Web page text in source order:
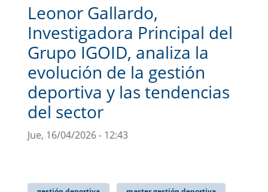
Leonor Gallardo,
Investigadora Principal del
Grupo IGOID, analiza la
evolución de la gestión
deportiva y las tendencias
del sector
Jue, 16/04/2026 - 12:43